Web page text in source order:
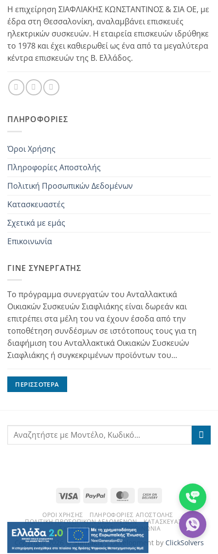
Η επιχείρηση ΣΙΑΦΛΙΑΚΗΣ ΚΩΝΣΤΑΝΤΙΝΟΣ & ΣΙΑ ΟΕ, με
έδρα στη Θεσσαλονίκη, αναλαμβάνει επισκευές
ηλεκτρικών συσκευών. Η εταιρεία επισκευών ιδρύθηκε
το 1978 και έχει καθιερωθεί ως ένα από τα μεγαλύτερα
κέντρα επισκευών της Β. Ελλάδος.
ΠΛΗΡΟΦΟΡΊΕΣ
Όροι Χρήσης
Πληροφορίες Αποστολής
Πολιτική Προσωπικών Δεδομένων
Κατασκευαστές
Σχετικά με εμάς
Επικοινωνία
ΓΊΝΕ ΣΥΝΕΡΓΆΤΗΣ
Το πρόγραμμα συνεργατών του Ανταλλακτικά
Οικιακών Συσκευών Σιαφλιάκης είναι δωρεάν και
επιτρέπει στα μέλη του να έχουν έσοδα από την
τοποθέτηση συνδέσμων σε ιστότοπους τους για τη
διαφήμιση του Ανταλλακτικά Οικιακών Συσκευών
Σιαφλιάκης ή συγκεκριμένων προϊόντων του...
ΠΕΡΙΣΣΌΤΕΡΑ
Visa PayPal MasterCard
Delivery
ΌΡΟΙ ΧΡΉΣΗΣ
ΠΛΗΡΟΦΟΡΊΕΣ ΑΠΟΣΤΟΛΉΣ
ΠΟΛΙΤΙΚΉ ΠΡΟΣΩΠΙΚΏΝ ΔΕΔΟΜΈΝΩΝ
ΚΑΤΑΣΚΕΥΑΣΤΈΣ
ΣΧΕΤΙΚΆ ΜΕ ΕΜΆΣ
ΕΠΙΚΟΙΝΩΝΊΑ
Copyright 2026 ©Siafliakis| Development by ClickSolvers